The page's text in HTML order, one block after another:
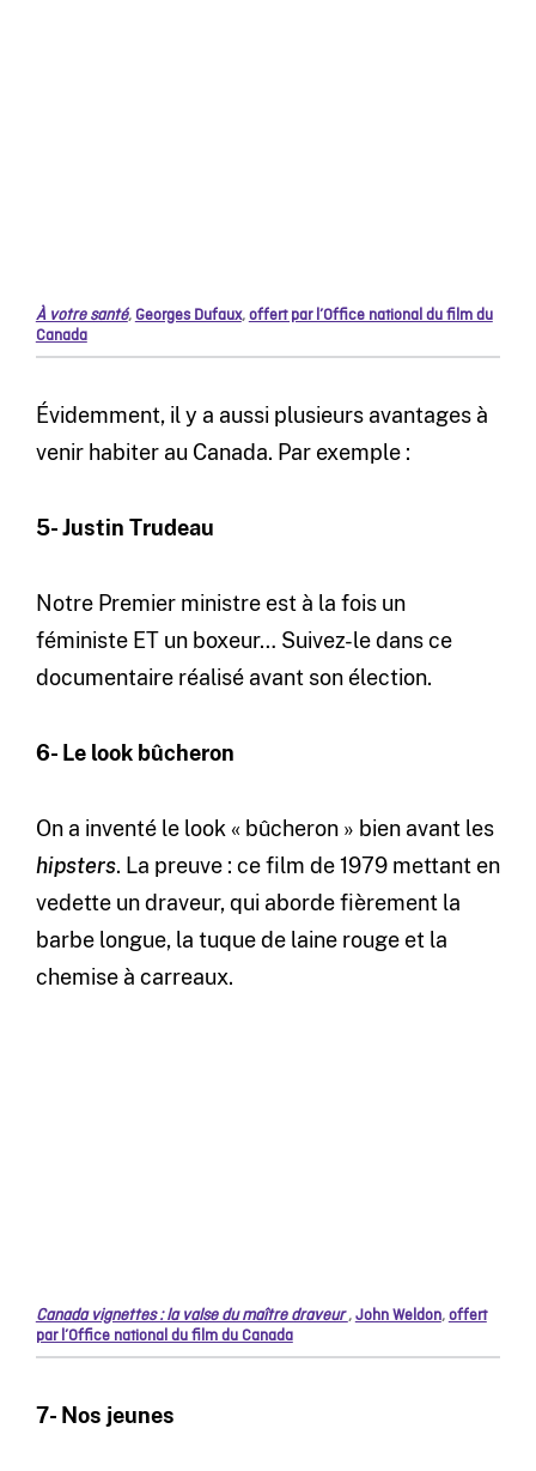
À votre santé, Georges Dufaux,offert par l’Office national du film du
Canada
Évidemment, il y a aussi plusieurs avantages à
venir habiter au Canada. Par exemple :
5- Justin Trudeau
Notre Premier ministre est à la fois un
féministe ET un boxeur… Suivez-le dans ce
documentaire réalisé avant son élection.
6- Le look bûcheron
On a inventé le look « bûcheron » bien avant les
hipsters. La preuve : ce film de 1979 mettant en
vedette un draveur, qui aborde fièrement la
barbe longue, la tuque de laine rouge et la
chemise à carreaux.
Canada vignettes : la valse du maître draveur,John Weldon,offert
par l’Office national du film du Canada
7- Nos jeunes